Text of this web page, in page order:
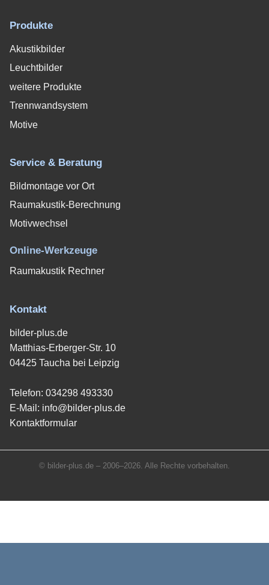
Produkte
Akustikbilder
Leuchtbilder
weitere Produkte
Trennwandsystem
Motive
Service & Beratung
Bildmontage vor Ort
Raumakustik-Berechnung
Motivwechsel
Online-Werkzeuge
Raumakustik Rechner
Kontakt
bilder-plus.de
Matthias-Erberger-Str. 10
04425 Taucha bei Leipzig
Telefon: 034298 493330
E-Mail: info@bilder-plus.de
Kontaktformular
© bilder-plus.de – 2006–2026. Alle Rechte vorbehalten.